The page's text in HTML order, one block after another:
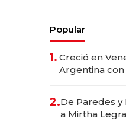
Popular
1. Creció en
Argentina
las marcas
2.De Paredes
a Mirtha